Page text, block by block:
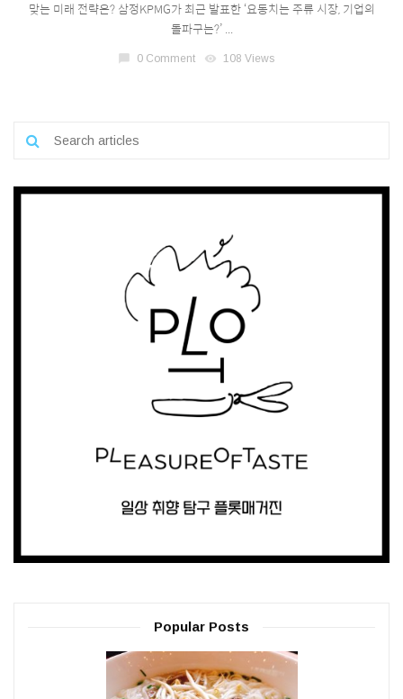
맞는 미래 전략은? 삼정KPMG가 최근 발표한 ‘요동치는 주류 시장, 기업의
돌파구는?’ ...
0 Comment visibility 108 Views
Popular Posts